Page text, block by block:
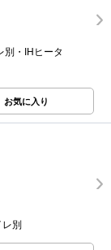
別・IHヒータ
お気に入り
別